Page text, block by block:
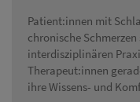
Patient:innen mit
chronische
interdisziplinären
Therapeut:innen
ihre Wissens- und